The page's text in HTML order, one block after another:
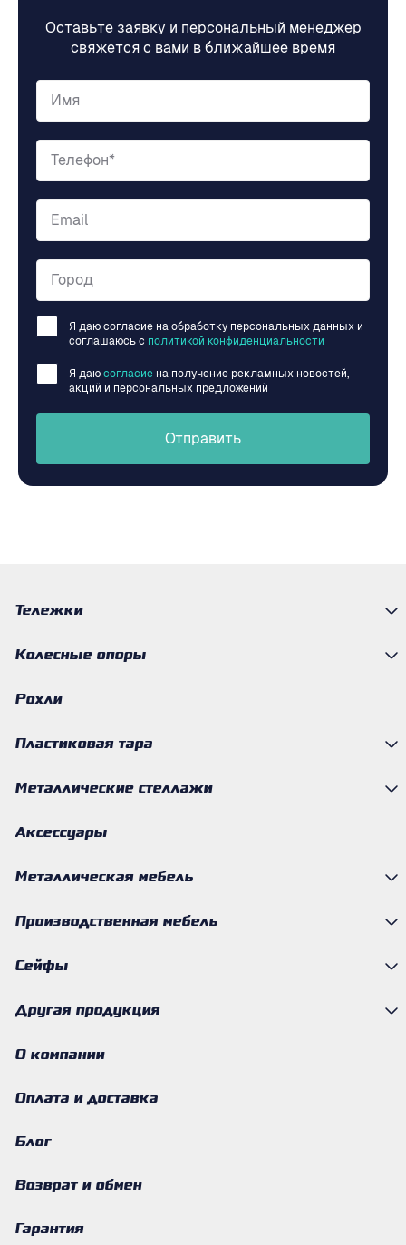
Оставьте заявку и персональный менеджер
свяжется с вами в ближайшее время
Имя
Телефон*
Email
Город
Я даю согласие на обработку персональных данных и
соглашаюсь c политикой конфиденциальности
Я даю согласие на получение рекламных новостей,
акций и персональных предложений
Отправить
Тележки
Колесные опоры
Рохли
Пластиковая тара
Металлические стеллажи
Аксессуары
Металлическая мебель
Производственная мебель
Сейфы
Другая продукция
О компании
Оплата и доставка
Блог
Возврат и обмен
Гарантия